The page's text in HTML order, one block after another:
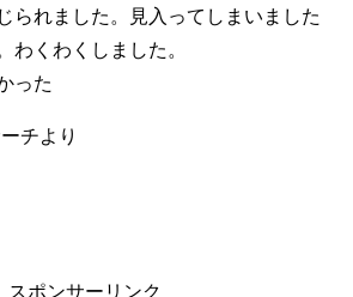
られました。見入ってしまいました
わくわくしました。
った
チより
スポンサーリンク